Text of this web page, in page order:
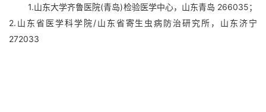
1.山东大学齐鲁医院(青岛)检验医学中心，山东青岛 266035；
2.山东省医学科学院/山东省寄生虫病防治研究所，山东济宁
272033